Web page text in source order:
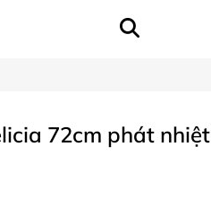
72cm phát nhiệt